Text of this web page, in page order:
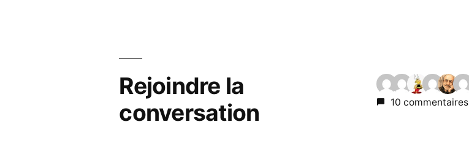
Rejoindre la
conversation
10 commentaires